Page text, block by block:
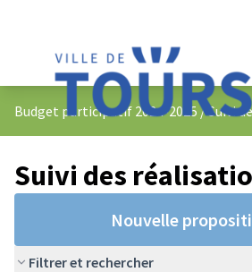
Budget participatif 2024-2025 /Suivi
Suivi des
Nouvelle
Filtrer et rechercher